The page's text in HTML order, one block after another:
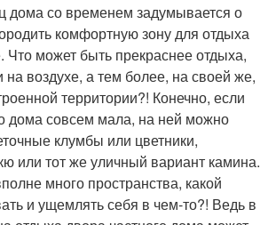
дома со временем задумывается о
комфортную зону для отдыха
Что может быть прекраснее отдыха,
воздухе, а тем более, на своей же,
территории?! Конечно, если
дома совсем мала, на ней можно
клумбы или цветники,
или тот же уличный вариант камина.
много пространства, какой
и ущемлять себя в чем-то?! Ведь в